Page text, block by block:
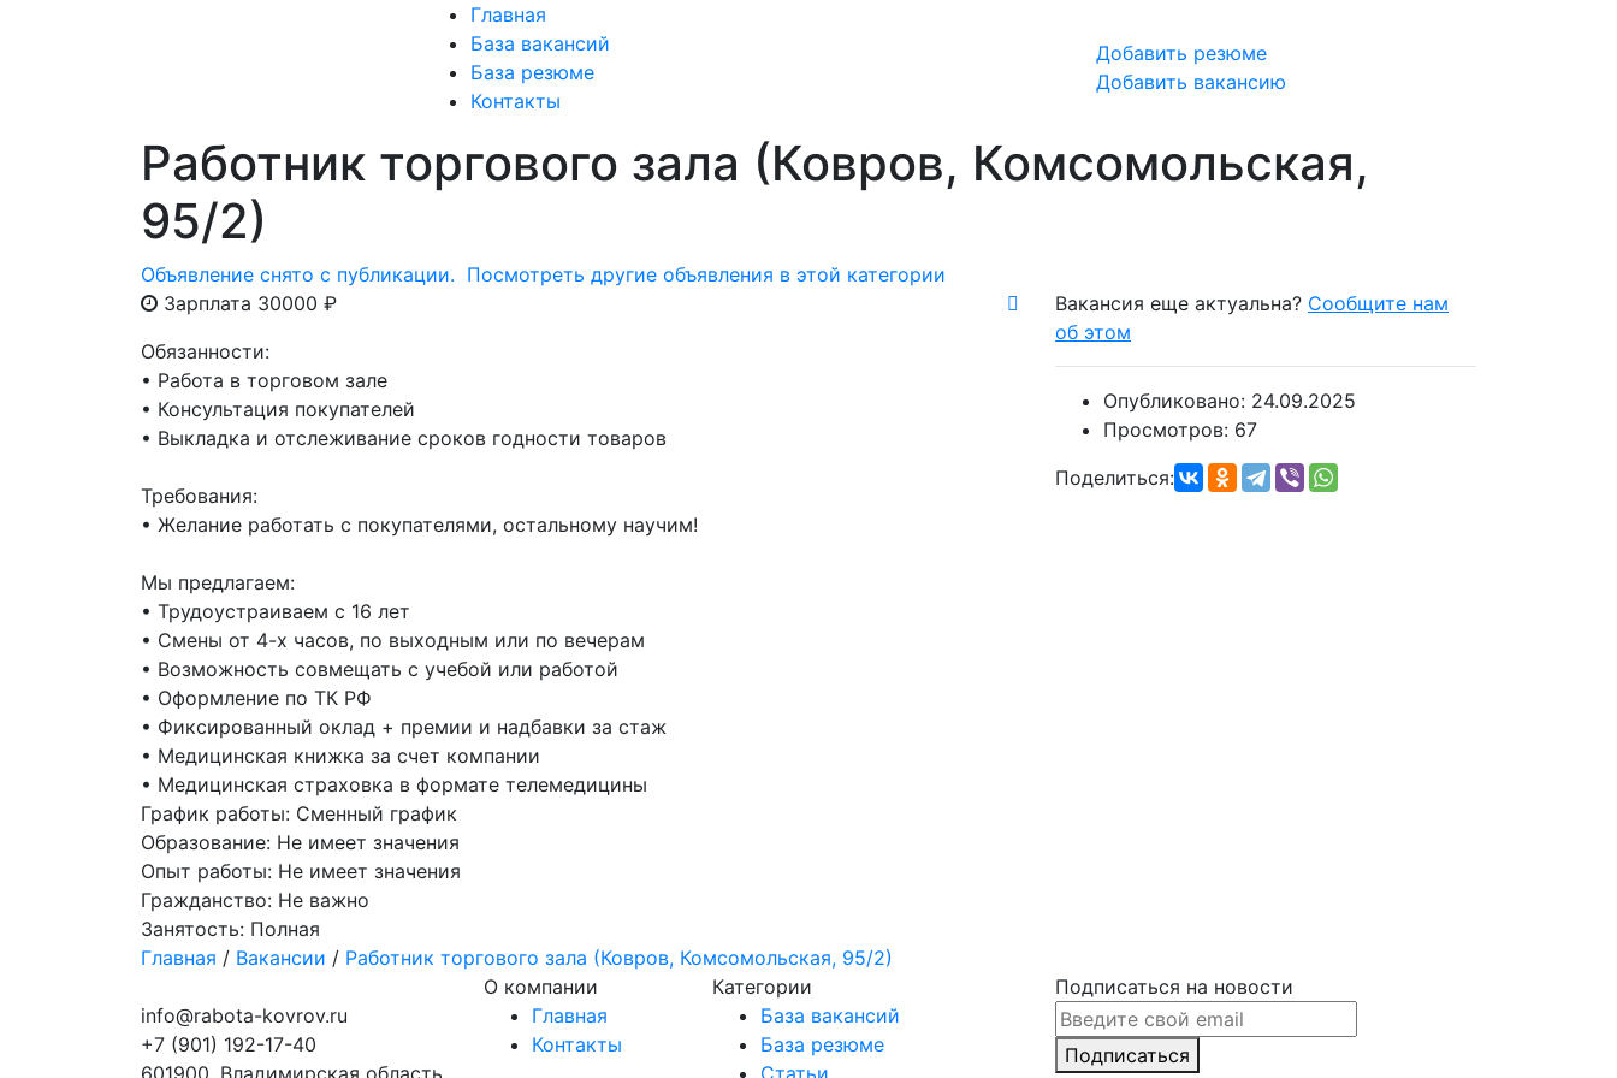
Главная
База вакансий
База резюме
Контакты
Добавить резюме
Добавить вакансию
Работник торгового зала (Ковров, Комсомольская,
95/2)
Объявление снято с публикации. Посмотреть другие объявления в этой категории
Зарплата 30000 ₽
Обязанности:
• Работа в торговом зале
• Консультация покупателей
• Выкладка и отслеживание сроков годности товаров
Требования:
• Желание работать с покупателями, остальному научим!
Мы предлагаем:
• Трудоустраиваем с 16 лет
• Смены от 4-х часов, по выходным или по вечерам
• Возможность совмещать с учебой или работой
• Оформление по ТК РФ
• Фиксированный оклад + премии и надбавки за стаж
• Медицинская книжка за счет компании
• Медицинская страховка в формате телемедицины
График работы: Сменный график
Образование: Не имеет значения
Опыт работы: Не имеет значения
Гражданство: Не важно
Занятость: Полная
Главная / Вакансии / Работник торгового зала (Ковров, Комсомольская, 95/2)
Вакансия еще актуальна? Сообщите нам
об этом
Опубликовано: 24.09.2025
Просмотров: 67
Поделиться:
info@rabota-kovrov.ru
+7 (901) 192-17-40
601900, Владимирская область,
О компании
Главная
Контакты
Категории
База вакансий
База резюме
Статьи
Подписаться на новости
Подписаться